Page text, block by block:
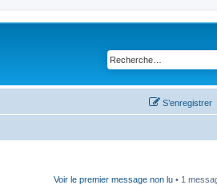
S’enregistrer
Voir le premier message non lu • 1